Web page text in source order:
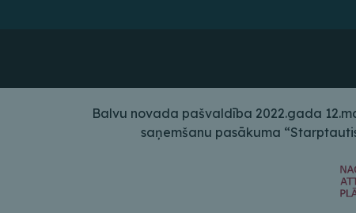
Balvu novada pašvaldība 2022.gada
saņemšanu pasākuma